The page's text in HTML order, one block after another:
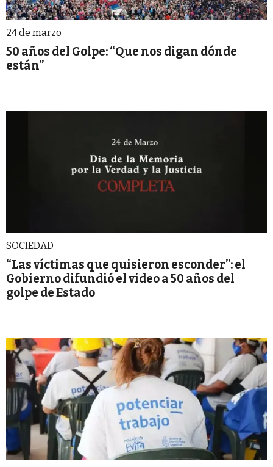
24 de marzo
50 años del Golpe: “Que nos digan dónde
están”
SOCIEDAD
“Las víctimas que quisieron esconder”: el
Gobierno difundió el video a 50 años del
golpe de Estado